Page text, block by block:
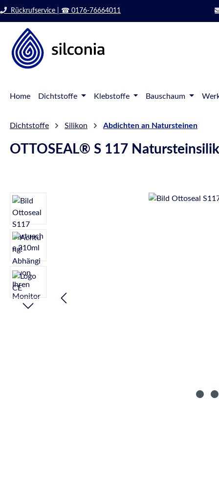
Hauptinhalt springen
Zur Suche springen
Zur Hauptnavigation springen
Rückrufservice | ☎ 0176-76664011
Home Dichtstoffe Klebstoffe Bauschaum
Dichtstoffe Silikon Abdichten an Natursteinen
OTTOSEAL® S 117
Bildergalerie überspringen